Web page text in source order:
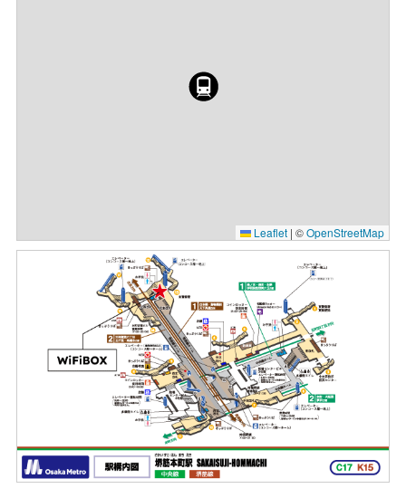
Leaflet | ©OpenStreetMap